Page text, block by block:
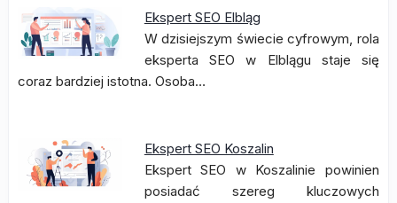
Ekspert SEO Elbląg
W dzisiejszym świecie cyfrowym, rola
eksperta SEO w Elblągu staje się
coraz bardziej istotna. Osoba…
Ekspert SEO Koszalin
Ekspert SEO w Koszalinie powinien
posiadać szereg kluczowych